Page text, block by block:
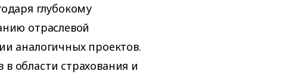
глубокому
отраслевой
аналогичных проектов.
области страхования и